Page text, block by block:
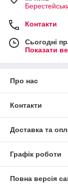
Контакти
Сьогодні
Показати
Про нас
Контакти
Доставка та
Графік роботи
Повна версія